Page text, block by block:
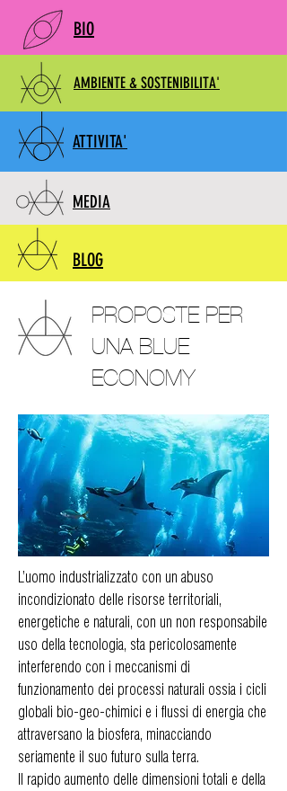
BIO
AMBIENTE & SOSTENIBILITA'
ATTIVITA'
MEDIA
BLOG
PROPOSTE PER
UNA BLUE
ECONOMY
L’uomo industrializzato con un abuso
incondizionato delle risorse territoriali,
energetiche e naturali, con un non responsabile
uso della tecnologia, sta pericolosamente
interferendo con i meccanismi di
funzionamento dei processi naturali ossia i cicli
globali bio-geo-chimici e i flussi di energia che
attraversano la biosfera, minacciando
seriamente il suo futuro sulla terra.
Il rapido aumento delle dimensioni totali e della